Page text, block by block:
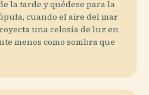
la tarde y quédese para la
cuando el aire del mar
una celosía de luz en
menos como sombra que